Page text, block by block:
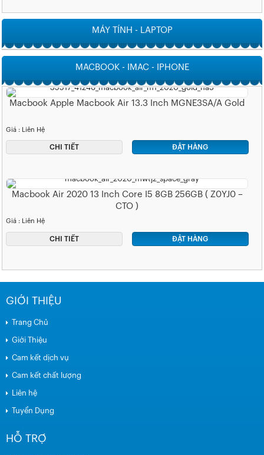
MÁY TÍNH - LAPTOP
MACBOOK - IMAC - IPHONE
Macbook Apple Macbook Air 13.3 Inch MGNE3SA/A Gold
Giá : Liên Hệ
CHI TIẾT ĐẶT HÀNG
Macbook Air 2020 13 Inch Core I5 8GB 256GB ( Z0YJ0 –
CTO )
Giá : Liên Hệ
CHI TIẾT ĐẶT HÀNG
GIỚI THIỆU
Trang Chủ
Giới Thiệu
Cam kết dịch vụ
Cam kết chất lượng
Liên hệ
Tuyển Dụng
HỖ TRỢ